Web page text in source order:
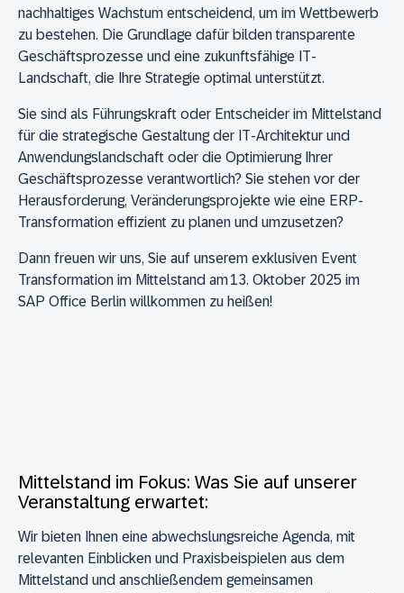
nachhaltiges Wachstum entscheidend, um im Wettbewerb
zu bestehen. Die Grundlage dafür bilden transparente
Geschäftsprozesse und eine zukunftsfähige IT-
Landschaft, die Ihre Strategie optimal unterstützt.
Sie sind als Führungskraft oder Entscheider im Mittelstand
für die strategische Gestaltung der IT-Architektur und
Anwendungslandschaft oder die Optimierung Ihrer
Geschäftsprozesse verantwortlich? Sie stehen vor der
Herausforderung, Veränderungsprojekte wie eine ERP-
Transformation effizient zu planen und umzusetzen?
Dann freuen wir uns, Sie auf unserem exklusiven Event
Transformation im Mittelstand am13. Oktober 2025 im
SAP Office Berlin willkommen zu heißen!
Mittelstand im Fokus: Was Sie auf unserer
Veranstaltung erwartet:
Wir bieten Ihnen eine abwechslungsreiche Agenda, mit
relevanten Einblicken und Praxisbeispielen aus dem
Mittelstand und anschließendem gemeinsamen